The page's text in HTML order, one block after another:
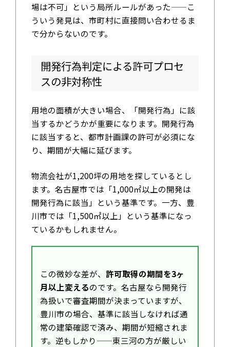
場は不可」という局所ルールがあった——こ
ういう発見は、市町村に直接問い合わせるま
で分からないのです。
開発行為判定による許可プロセ
スの非対称性
用地の面積が大きい場合、「開発行為」に該
当するかどうかが重要になります。開発行為
に該当すると、都市計画課の許可が必須にな
り、期間が大幅に延びます。
物流会社が1,200坪の用地を探しているとし
ます。名古屋市では「1,000㎡以上の開発は
開発行為に該当」という基準です。一方、豊
川市では「1,500㎡以上」という基準になっ
ているかもしれません。
この微妙な差が、 許可取得の期間を3ヶ
月以上変えるのです。名古屋なら開発行
為扱いで審査期間が決まっていますが、
豊川市の場合、基準に該当しなければ通
常の建築確認で済み、期間が短縮されま
す。逆もしかり——東三河の方が厳しい